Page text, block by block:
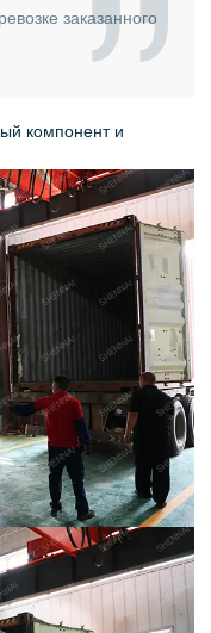
заказанного
компонент и